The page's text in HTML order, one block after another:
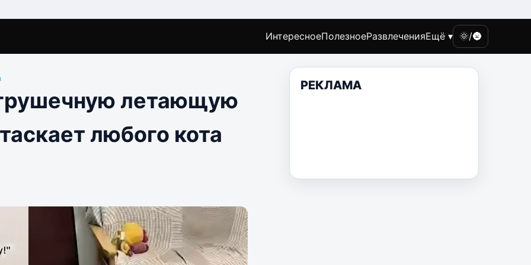
ИнтересноеПолезноеРазвлеченияЕщё ▾ 🌞/🌚
летающую
любого кота
РЕКЛАМА